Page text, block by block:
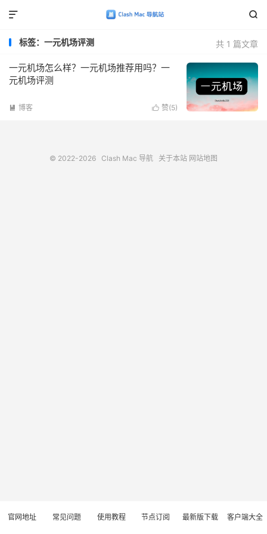


共 1 篇文章
标签：一元机场评测
一元机场怎么样？一元机场推荐用吗？一
元机场评测
 赞(5)
 博客
© 2022-2026 Clash Mac 导航 关于本站 网站地图
官网地址 常见问题 使用教程 节点订阅 最新版下载 客户端大全